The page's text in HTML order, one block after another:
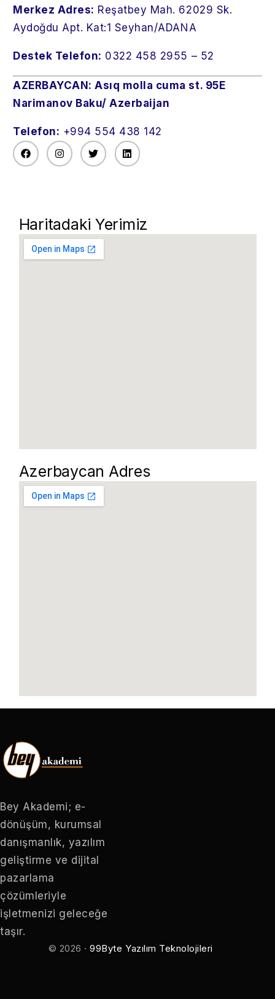
Merkez Adres: Reşatbey Mah. 62029 Sk.
Aydoğdu Apt. Kat:1 Seyhan/ADANA
Destek Telefon: 0322 458 2955 – 52
AZERBAYCAN: Asıq molla cuma st. 95E
Narimanov Baku/ Azerbaijan
Telefon: +994 554 438 142
Haritadaki Yerimiz
Azerbaycan Adres
Bey Akademi; e-
dönüşüm, kurumsal
danışmanlık, yazılım
geliştirme ve dijital
pazarlama
çözümleriyle
işletmenizi geleceğe
taşır.
© 2026 ·99Byte Yazılım Teknolojileri